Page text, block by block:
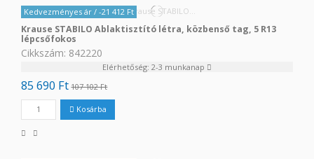
Kedvezményes ár/ -21 412 Ft
Krause STABILO Ablaktisztító létra, közbenső tag, 5 R13
lépcsőfokos
Cikkszám: 842220
Elérhetőség: 2-3 munkanap
85 690 Ft 107 102 Ft
Kosárba